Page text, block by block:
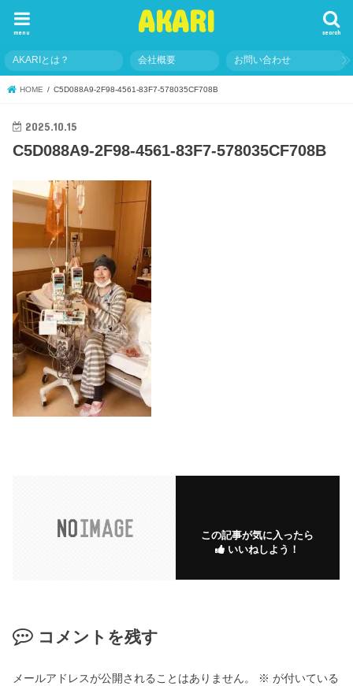
AKARI search
menu
AKARIとは？ 会社概要 お問い合わせ
HOME C5D088A9-2F98-4561-83F7-578035CF708B
2025.10.15
C5D088A9-2F98-4561-83F7-578035CF708B
この記事が気に入ったら
いいねしよう！
コメントを残す
メールアドレスが公開されることはありません。 ※ が付いている